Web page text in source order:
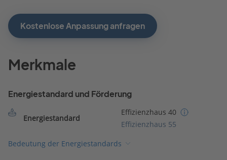
Kostenlose Anpassung anfragen
Merkmale
Energiestandard und Förderung
Energiestandard
Effizienzhaus 40
Effizienzhaus 55
Bedeutung der Energiestandards